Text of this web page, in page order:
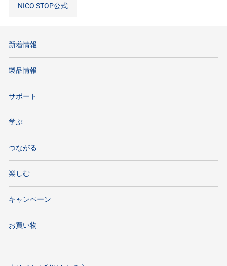
NICO STOP公式
新着情報
製品情報
サポート
学ぶ
つながる
楽しむ
キャンペーン
お買い物